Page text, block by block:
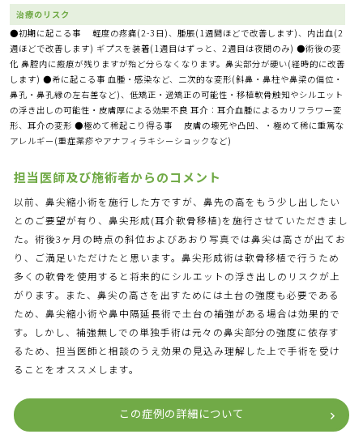
治療のリスク
●初期に起こる事 軽度の疼痛(2-3日)、腫脹(1週間ほどで改善します)、内出血(2
週ほどで改善します) ギプスを装着(1週目はずっと、2週目は夜間のみ) ●術後の変
化 鼻腔内に瘢痕が残りますが殆ど分らなくなります。鼻尖部分が硬い(経時的に改善
します) ●希に起こる事 血腫・感染など、二次的な変形(斜鼻・鼻柱や鼻梁の偏位・
鼻孔・鼻孔縁の左右差など)、低矯正・過矯正の可能性・移植軟骨触知やシルエット
の浮き出しの可能性・皮膚厚による効果不良 耳介：耳介血腫によるカリフラワー変
形、耳介の変形 ●極めて稀起こり得る事 皮膚の壊死や凸凹、・極めて稀に重篤な
アレルギー(重症薬疹やアナフィラキシーショックなど)
担当医師及び施術者からのコメント
以前、鼻尖縮小術を施行した方ですが、鼻先の高をもう少し出したい
とのご要望が有り、鼻尖形成(耳介軟骨移植)を施行させていただきまし
た。術後3ヶ月の時点の斜位およびあおり写真では鼻尖は高さが出てお
り、ご満足いただけたと思います。鼻尖形成術は軟骨移植で行うため
多くの軟骨を使用すると将来的にシルエットの浮き出しのリスクが上
がります。また、鼻尖の高さを出すためには土台の強度も必要である
ため、鼻尖縮小術や鼻中隔延長術で土台の補強がある場合は効果的で
す。しかし、補強無しでの単独手術は元々の鼻尖部分の強度に依存す
るため、担当医師と相談のうえ効果の見込み理解した上で手術を受け
ることをオススメします。
この症例の詳細について